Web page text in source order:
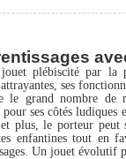
plébiscité par la
ses
le grand nombre de
ses côtés ludiques
plus, le porteur peut
enfantines tout en
Un jouet évolutif